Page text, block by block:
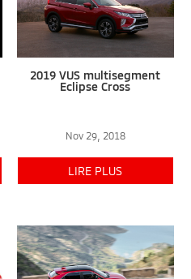
2019 VUS multisegment
Eclipse Cross
Nov 29, 2018
LIRE PLUS